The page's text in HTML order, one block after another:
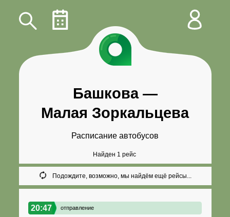
Башкова—
Малая Зоркальцева
Расписание автобусов
Найден 1 рейс
Подождите, возможно, мы найдём ещё рейсы...
20:47 отправление